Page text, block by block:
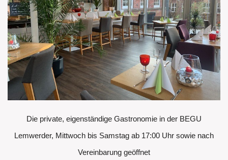
Die private, eigenständige Gastronomie in der BEGU
Lemwerder, Mittwoch bis Samstag ab 17:00 Uhr sowie nach
Vereinbarung geöffnet